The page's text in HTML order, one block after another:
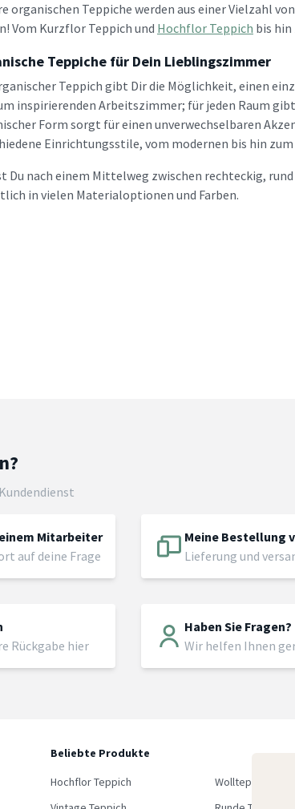
organischen Teppiche werden aus einer Vielzahl
Vom Kurzflor Teppich und Hochflor Teppich bis
Teppiche für Dein Lieblingszimmer
Teppich gibt Dir die Möglichkeit, einen
inspirierenden Arbeitszimmer; für jeden Raum
Form sorgt für einen unverwechselbaren
Einrichtungsstile, vom modernen bis hin
Du nach einem Mittelweg zwischen rechteckig,
in vielen Materialoptionen und Farben.
Mitarbeiter
auf deine Frage
Meine Bestellung
Lieferung und
Rückgabe hier
Haben Sie Fragen?
Wir helfen Ihnen
Beliebte Produkte
Hochflor Teppich
Wollteppich